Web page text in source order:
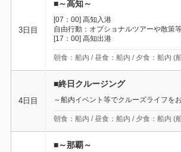
3日目
■～高知～
[07：00] 高知入港
自由行動：オプショナルツアーや散策
[17：00] 高知出港
朝食：船内 / 昼食：船内 / 夕食：船内 (
4日目
■終日クルージング
～船内イベント等でクルーズライフを
朝食：船内 / 昼食：船内 / 夕食：船内 (
■～那覇～